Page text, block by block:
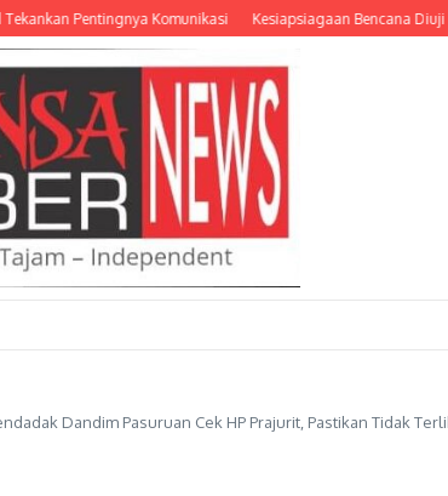
Pentingnya Komunikasi Kesiapsiagaan Bencana Diuji di
Dandim Pasuruan Cek HP Prajurit, Pastikan Tidak